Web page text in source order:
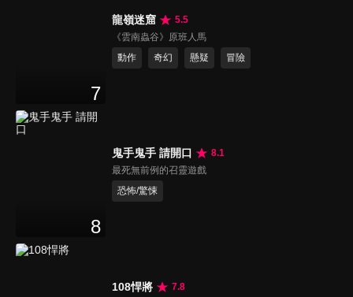
7
龍嶺迷窟
5.5
《雲南蟲谷》原班人馬
動作
奇幻 懸疑 冒險
8
鬼手鬼手 請開口
8.1
最死無前例的召靈遊戲
恐怖/驚悚
108悍將
7.8